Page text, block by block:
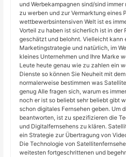
und Werbekampagnen sind/sind
zu werben und zur Vermarktung eines
wettbewerbsintensiven Welt ist es
Vorteil zu haben ist sicherlich ist in
geschätzt und belohnt. Vielleicht kann
Marketingstrategie und natürlich, im
kleines Unternehmen und Ihre Marke
Leute heute genau wie zu zahlen ein
Dienste so können Sie Neuheit mit
normalerweise bestimmen was
genug Alle fragen sich, warum es
noch er ist so beliebt sehr beliebt gibt
schon digitales Fernsehen geben. Um
beantworten, ist zu spezifizieren die
und Digitalfernsehens zu klären.
ein Strategie zur Übertragung von
Die Technologie von
weitesten fortgeschrittenen und